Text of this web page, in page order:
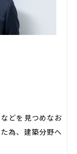
どを見つめなお
為、建築分野へ